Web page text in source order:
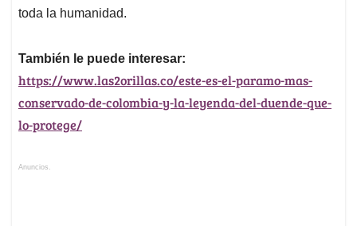
toda la humanidad.
También le puede interesar:
https://www.las2orillas.co/este-es-el-paramo-mas-
conservado-de-colombia-y-la-leyenda-del-duende-que-
lo-protege/
Anuncios.